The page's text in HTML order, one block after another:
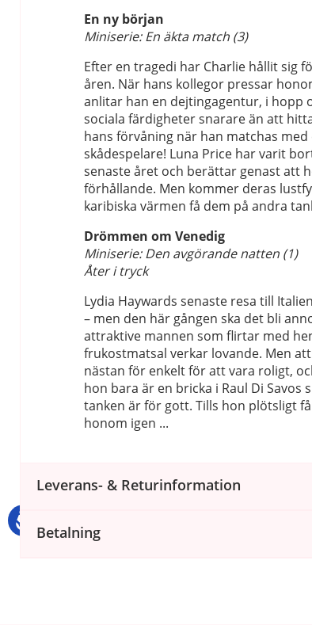
En ny början
Miniserie: En äkta match (3)
Efter en tragedi har Charlie hållit sig
åren. När hans kollegor pressar
anlitar han en dejtingagentur, i hopp
sociala färdigheter snarare än att
hans förvåning när han matchas
skådespelare! Luna Price har varit
senaste året och berättar genast att
förhållande. Men kommer deras
karibiska värmen få dem på andra
Drömmen om Venedig
Miniserie: Den avgörande natten (1)
Åter i tryck
Lydia Haywards senaste resa till
– men den här gången ska det bli
attraktive mannen som flirtar med
frukostmatsal verkar lovande. Men
nästan för enkelt för att vara roligt,
hon bara är en bricka i Raul Di Savos
tanken är för gott. Tills hon plötsligt
honom igen ...
Leverans- & Returinformation
Betalning